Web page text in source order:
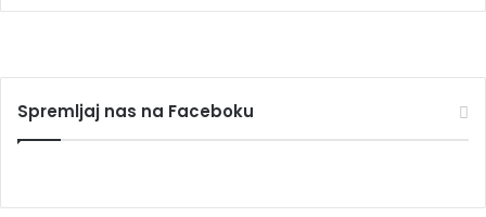
Spremljaj nas na Faceboku